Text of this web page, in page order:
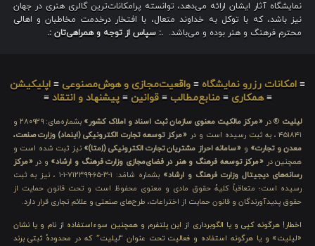
نمایشگاه آثار ایشان ارائه می‌دهد، توانسته پرامکانات‌ترین گالری هنری در جهان
نیز باشد، که با توکل به خداوند متعال، با افتخار درخدمت مخاطبان و اهالی
محترم فرهنگ و هنر بوده و می‌باشد. .: سپاس از توجه و همراهی‌تان :.
≡ امکانات رزرو نمایشگاه ≡ واقعیت‌مجازی و هوش‌مصنوعی ≡ اپلیکیشن
≡همکاری ≡منابع‌مطالب ≡قوانین ≡پیشنهاد و انتقاد ≡
لیلیت ® در «مرکز مالکیت معنوی سازمان ثبت اسناد و املاک کشور»
بشماره‌های: ۲۸۰۹۲۹ و
۴۵۱۸۴۱ ، به ثبت رسیده است و در
«مرکز توسعه تجارت الکترونیکی (اینماد) وزارت صنعت،
معدن و تجارت» و «سامانه احراز مشتریان تجارت الکترونیکی (اِمتا)» نیز ثبت شده است و
همچنین در «مرکز توسعه فرهنگ و هنر در فضای‌مجازی وزارت فرهنگ و ارشاد» و در«مرکز
رسانه‌های دیجیتال وزارت فرهنگ و ارشاد»
بشماره شامَد: ۱-۳-۶۵-۷۱۲۳۹۹-۱-۱ ، نیز به ثبت
رسیده است؛ متعاقباً کلیهٔ حقوق مادی و معنوی محفوظ است و تحت قانون حمایت از
حقوق پدیدآورندگان و قانون حمایت از اختراعات، طرح‌های صنعتی و علائم تجاری قرار دارد.
اخطار! هرگونه کپی و یا الگوبرداری از این پلتفرم و همچنین سوءاستفاده از نام و یا نشان
«لیلیت» و یا هرگونه استفاده و فعالیت تحت عنوان “لیلیت” که در محدودهٔ ثبتی برند